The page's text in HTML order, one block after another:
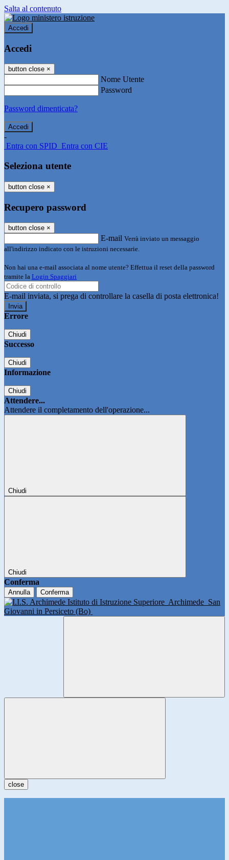
Salta al contenuto
Accedi
Accedi
button close ×
Nome Utente
Password
Password dimenticata?
-
Entra con SPID Entra con CIE
Seleziona utente
button close ×
Recupero password
button close ×
E-mail Verrà inviato un messaggio
all'indirizzo indicato con le istruzioni necessarie.
Non hai una e-mail associata al nome utente? Effettua il reset della password
tramite la Login Spaggiari
E-mail inviata, si prega di controllare la casella di posta elettronica!
Errore
Chiudi
Successo
Chiudi
Informazione
Chiudi
Attendere...
Attendere il completamento dell'operazione...
Chiudi
Chiudi
Conferma
Annulla Conferma
Istituto di Istruzione Superiore Archimede San
Giovanni in Persiceto (Bo)
close